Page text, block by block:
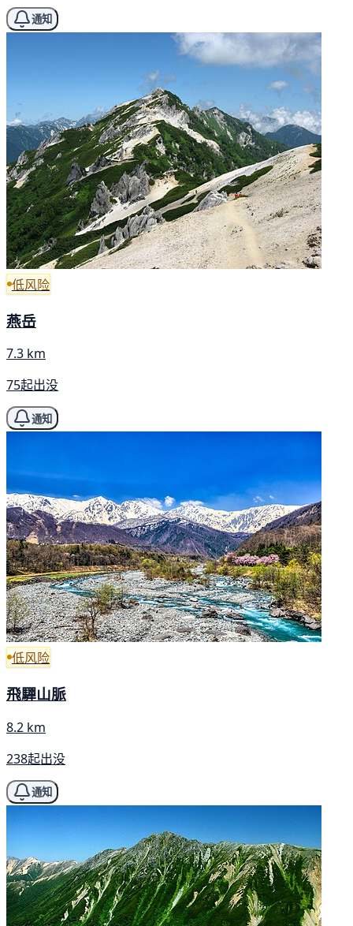
通知
低风险
燕岳
7.3 km
75起出没
通知
低风险
飛驒山脈
8.2 km
238起出没
通知